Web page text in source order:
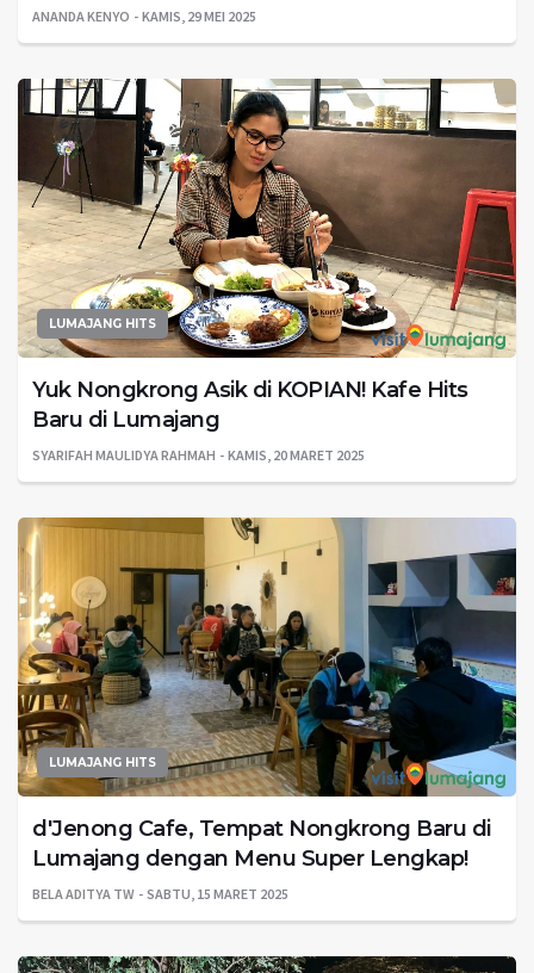
ANANDA KENYO KAMIS, 29 MEI 2025
LUMAJANG HITS
Yuk Nongkrong Asik di KOPIAN! Kafe Hits
Baru di Lumajang
SYARIFAH MAULIDYA RAHMAH KAMIS, 20 MARET 2025
LUMAJANG HITS
d'Jenong Cafe, Tempat Nongkrong Baru di
Lumajang dengan Menu Super Lengkap!
BELA ADITYA TW SABTU, 15 MARET 2025